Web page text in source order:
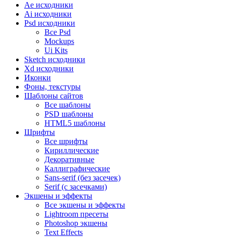
Ae исходники
Ai исходники
Psd исходники
Все Psd
Mockups
Ui Kits
Sketch исходники
Xd исходники
Иконки
Фоны, текстуры
Шаблоны сайтов
Все шаблоны
PSD шаблоны
HTML5 шаблоны
Шрифты
Все шрифты
Кириллические
Декоративные
Каллиграфические
Sans-serif (без засечек)
Serif (с засечками)
Экшены и эффекты
Все экшены и эффекты
Lightroom пресеты
Photoshop экшены
Text Effects